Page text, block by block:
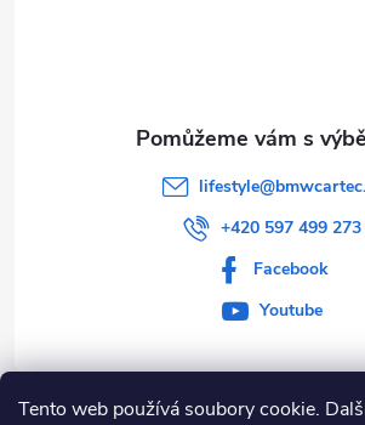
Tento web používá soubory cookie.
lifestyle@
+420 597 499 273
Facebook
Youtube